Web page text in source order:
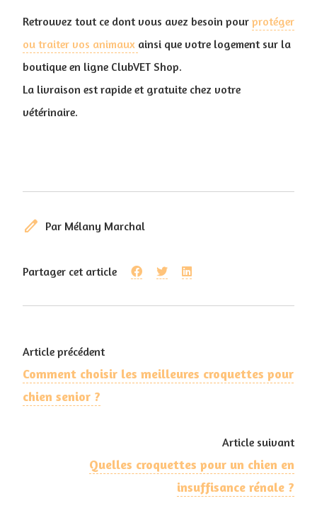
Retrouvez tout ce dont vous avez besoin pour protéger
ou traiter vos animaux ainsi que votre logement sur la
boutique en ligne ClubVET Shop.
La livraison est rapide et gratuite chez votre
vétérinaire.
edit Par Mélany Marchal
Partager cet article
Article précédent
Comment choisir les meilleures croquettes pour
chien senior ?
Article suivant
Quelles croquettes pour un chien en
insuffisance rénale ?